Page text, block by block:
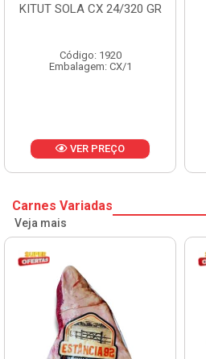
MOLHO VERDE D'AJUDA
Código: 13751
Embalagem: CX/1
VER PREÇO
Carnes Variadas
Veja mais